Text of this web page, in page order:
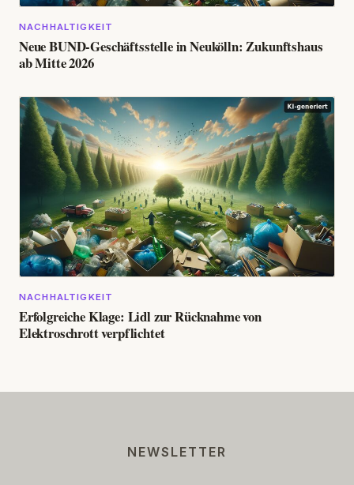
NACHHALTIGKEIT
Neue BUND-Geschäftsstelle in Neukölln: Zukunftshaus
ab Mitte 2026
NACHHALTIGKEIT
Erfolgreiche Klage: Lidl zur Rücknahme von
Elektroschrott verpflichtet
NEWSLETTER